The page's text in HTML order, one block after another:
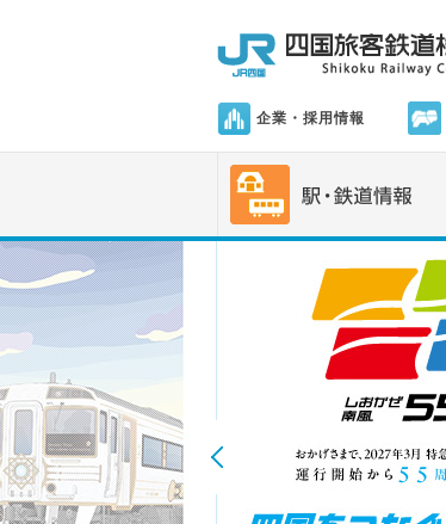
企業・採用情報